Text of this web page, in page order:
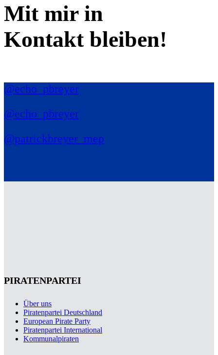
Mit mir in
Kontakt bleiben!
@echo_pbreyer
@echo_pbreyer
@patrickbreyer_mep
PIRATENPARTEI
Über uns
Piratenpartei Deutschland
European Pirate Party
Piratenpartei International
Kommunalpiraten